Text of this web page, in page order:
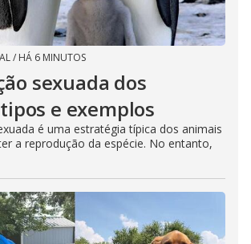
/ HÁ 6 MINUTOS
sexuada dos
e exemplos
é uma estratégia típica dos animais
a reprodução da espécie. No entanto,